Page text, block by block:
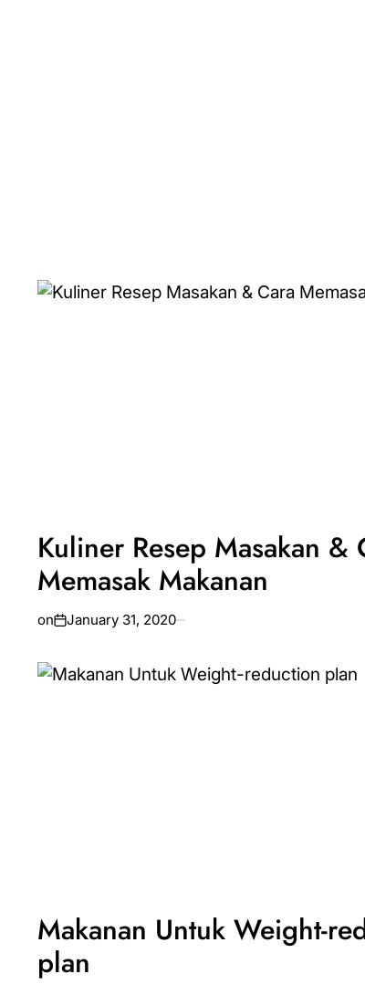
Kuliner Resep Masakan &
Memasak Makanan
on January 31, 2020
Makanan Untuk Weight-
plan